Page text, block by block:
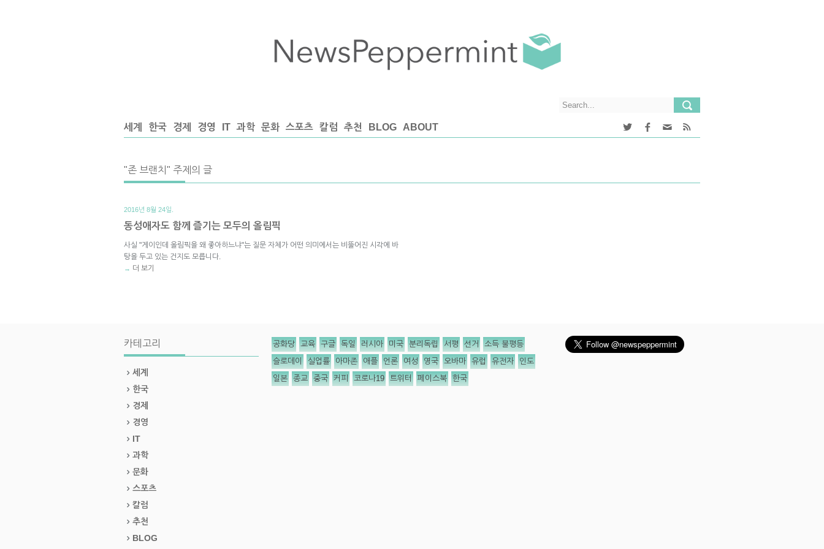
세계 한국 경제 경영 IT 과학 문화 스포츠 칼럼 추천 BLOG ABOUT
"존 브랜치" 주제의 글
2016년 8월 24일.
동성애자도 함께 즐기는 모두의 올림픽
사실 "게이인데 올림픽을 왜 좋아하느냐"는 질문 자체가 어떤 의미에서는 비뚤어진 시각에 바
탕을 두고 있는 건지도 모릅니다.
→ 더 보기
카테고리
세계
한국
경제
경영
IT
과학
문화
스포츠
칼럼
추천
BLOG
공화당 교육 구글 독일 러시아 미국 분리독립 서평 선거 소득 불평등
슬로데이 실업률 아마존 애플 언론 여성 영국 오바마 유럽 유전자 인도
일본 종교 중국 커피 코로나19 트위터 페이스북 한국